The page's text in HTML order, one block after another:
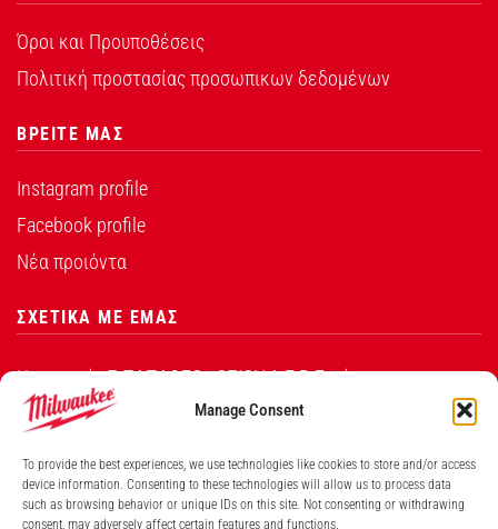
Manage Consent
To provide the best experiences, we use technologies like cookies to store and/or access
device information. Consenting to these technologies will allow us to process data
such as browsing behavior or unique IDs on this site. Not consenting or withdrawing
consent, may adversely affect certain features and functions.
Όροι και Προυποθέσεις
Πολιτική προστασίας προσωπικων δεδομένων
ΒΡΕΙΤΕ ΜΑΣ
Instagram profile
Facebook profile
Νέα προιόντα
ΣΧΕΤΙΚΑ ΜΕ ΕΜΑΣ
Η εταιρεία Σ.ΠΑΠΑΘΕΟ∆ΟΣΙΟΥ Α.Ε.Β.Ε. είναι ο
εξουσιοδοτημένος αντιπρόσωπος από την Techtronic
Industries Co. Ltd για τα προϊόντα που φέρουν το
λογότυπο Milwaukee στην Ελλάδα.